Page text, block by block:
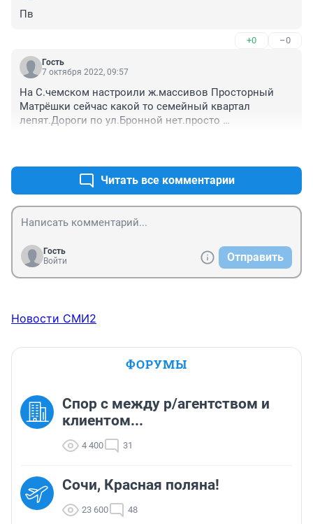
Пв
+0 –0
Гость
7 октября 2022, 09:57
На С.чемском настроили ж.массивов Просторный
Матрёшки сейчас какой то семейный квартал
лепят.Дороги по ул.Бронной нет.просто
Читать все комментарии
Гость
Войти
Отправить
Новости СМИ2
ФОРУМЫ
Спор с между р/агентством и
клиентом...
4 400 31
Сочи, Красная поляна!
23 600 48